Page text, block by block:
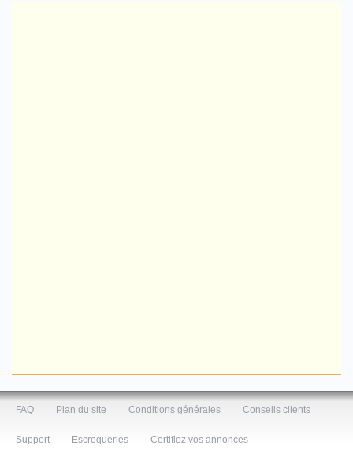
FAQ Plan du site Conditions générales Conseils clients
Support Escroqueries Certifiez vos annonces